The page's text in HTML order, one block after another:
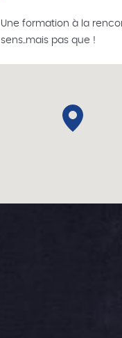
Une formation à la
sens..mais pas que !